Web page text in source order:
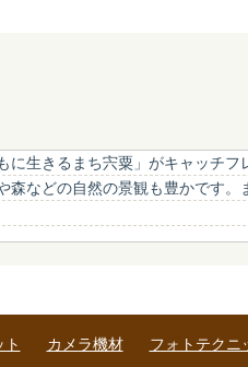
に生きるまち宍粟」がキャッチフ
森などの自然の景観も豊かです。
カメラ機材 フォトテクニ